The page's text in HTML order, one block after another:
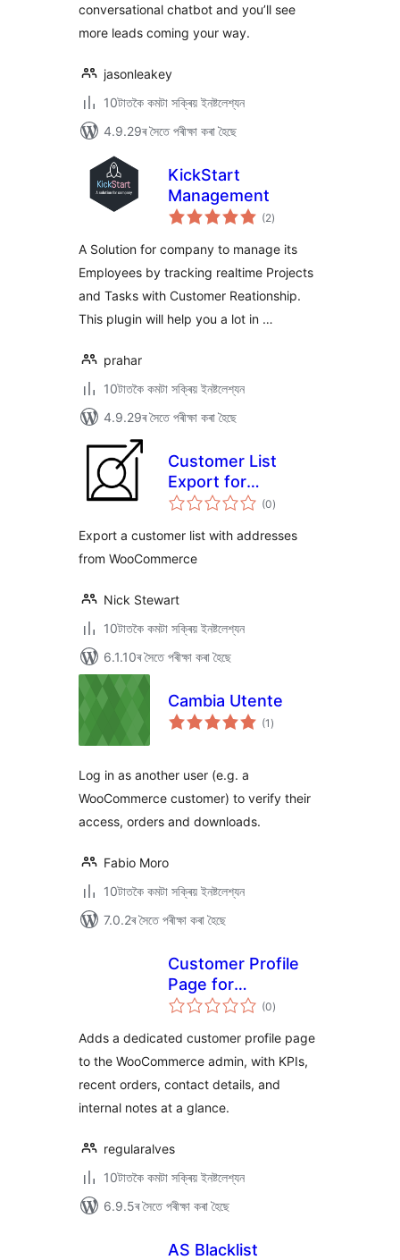
conversational chatbot and you’ll see
more leads coming your way.
jasonleakey
10টাতকৈ কমটা সক্ৰিয় ইনষ্টলেশ্যন
4.9.29ৰ সৈতে পৰীক্ষা কৰা হৈছে
KickStart
Management
(2টা
মুঠ)
A Solution for company to manage its
Employees by tracking realtime Projects
and Tasks with Customer Reationship.
This plugin will help you a lot in …
prahar
10টাতকৈ কমটা সক্ৰিয় ইনষ্টলেশ্যন
4.9.29ৰ সৈতে পৰীক্ষা কৰা হৈছে
Customer List
Export for
Woocommerce
(0টা
মুঠ)
Export a customer list with addresses
from WooCommerce
Nick Stewart
10টাতকৈ কমটা সক্ৰিয় ইনষ্টলেশ্যন
6.1.10ৰ সৈতে পৰীক্ষা কৰা হৈছে
Cambia Utente
(1 টা
মুঠ)
Log in as another user (e.g. a
WooCommerce customer) to verify their
access, orders and downloads.
Fabio Moro
10টাতকৈ কমটা সক্ৰিয় ইনষ্টলেশ্যন
7.0.2ৰ সৈতে পৰীক্ষা কৰা হৈছে
Customer Profile
Page for
WooCommerce
(0টা
মুঠ)
Adds a dedicated customer profile page
to the WooCommerce admin, with KPIs,
recent orders, contact details, and
internal notes at a glance.
regularalves
10টাতকৈ কমটা সক্ৰিয় ইনষ্টলেশ্যন
6.9.5ৰ সৈতে পৰীক্ষা কৰা হৈছে
AS Blacklist